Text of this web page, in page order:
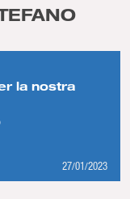
la nostra
27/01/2023